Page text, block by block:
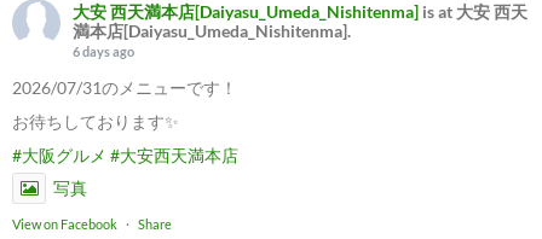
大安 西天満本店[Daiyasu_Umeda_Nishitenma] is at 大安 西天
満本店[Daiyasu_Umeda_Nishitenma].
6 days ago
2026/07/31のメニューです！
お待ちしております✨
#大阪グルメ #大安西天満本店
写真
View on Facebook · Share